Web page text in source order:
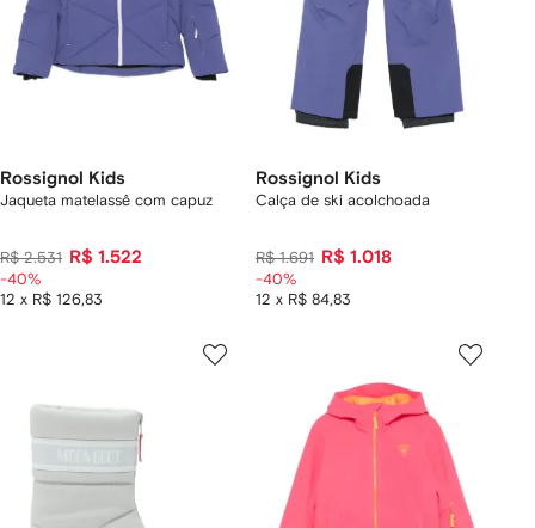
Rossignol Kids
Jaqueta matelassê com capuz
R$ 2.531 R$ 1.522
12 x R$ 126,83
-40%
Rossignol Kids
Calça de ski acolchoada
R$ 1.691 R$ 1.018
12 x R$ 84,83
-40%